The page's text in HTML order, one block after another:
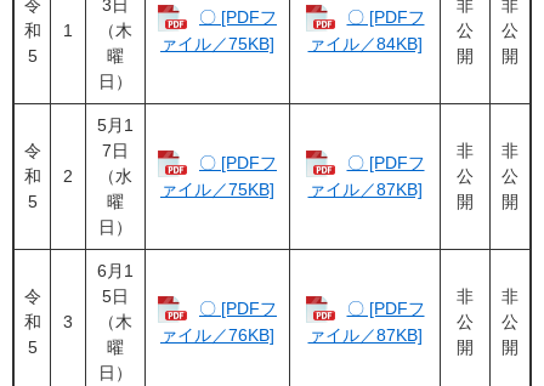
令
和
5
1
3日
（木
曜
日）
〇 [PDFフ
ァイル／75KB]
〇 [PDFフ
ァイル／84KB]
非
公
開
非
公
開
令
和
5
2
5月1
7日
（水
曜
日）
〇 [PDFフ
ァイル／75KB]
〇 [PDFフ
ァイル／87KB]
非
公
開
非
公
開
令
和
5
3
6月1
5日
（木
曜
日）
〇 [PDFフ
ァイル／76KB]
〇 [PDFフ
ァイル／87KB]
非
公
開
非
公
開